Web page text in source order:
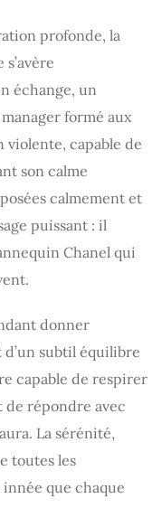
profonde, la
échange, un
formé aux
capable de
son calme
calmement et
puissant : il
Chanel qui
donner
d’un subtil équilibre
capable de respirer
répondre avec
La sérénité,
toutes les
que chaque